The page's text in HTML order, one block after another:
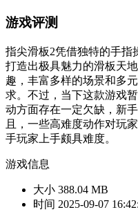
游戏评测
指尖滑板2凭借独特的手指
打造出极具魅力的滑板天
趣，丰富多样的场景和多
求。不过，当下这款游戏
动方面存在一定欠缺，新
且，一些高难度动作对玩
手玩家上手颇具难度。
游戏信息
大小 388.04 MB
时间 2025-09-07